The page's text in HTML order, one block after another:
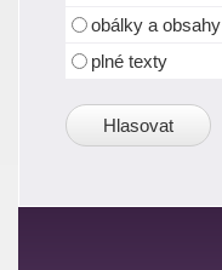
obálky a obsahy
plné texty